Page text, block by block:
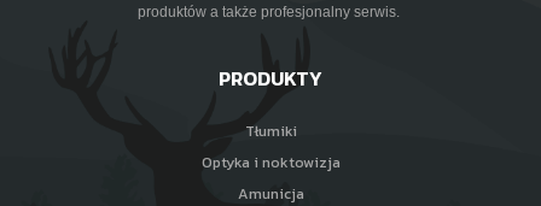
produktów a także profesjonalny serwis.
PRODUKTY
Tłumiki
Optyka i noktowizja
Amunicja